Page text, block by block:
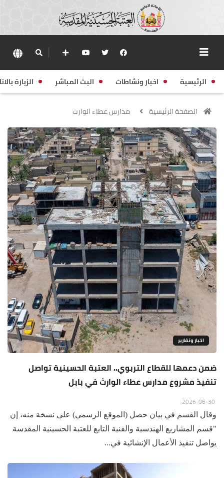
الرئيسية اخبار ونشاطات البث المباشر الزيارة
الصفحة الرئيسية مدارس عطاء الوارث
اخبار وتقارير
ضمن دعمها للقطاع التربوي.. العتبة الحسينية تواصل
تنفيذ مشروع مدارس عطاء الوارث في بابل
وقال القسم في بيان حصل (الموقع الرسمي) على نسخة منه، إن
"قسم المشاريع الهندسية والفنية التابع للعتبة الحسينية المقدسة
يواصل تنفيذ الأعمال الإنشائية في...